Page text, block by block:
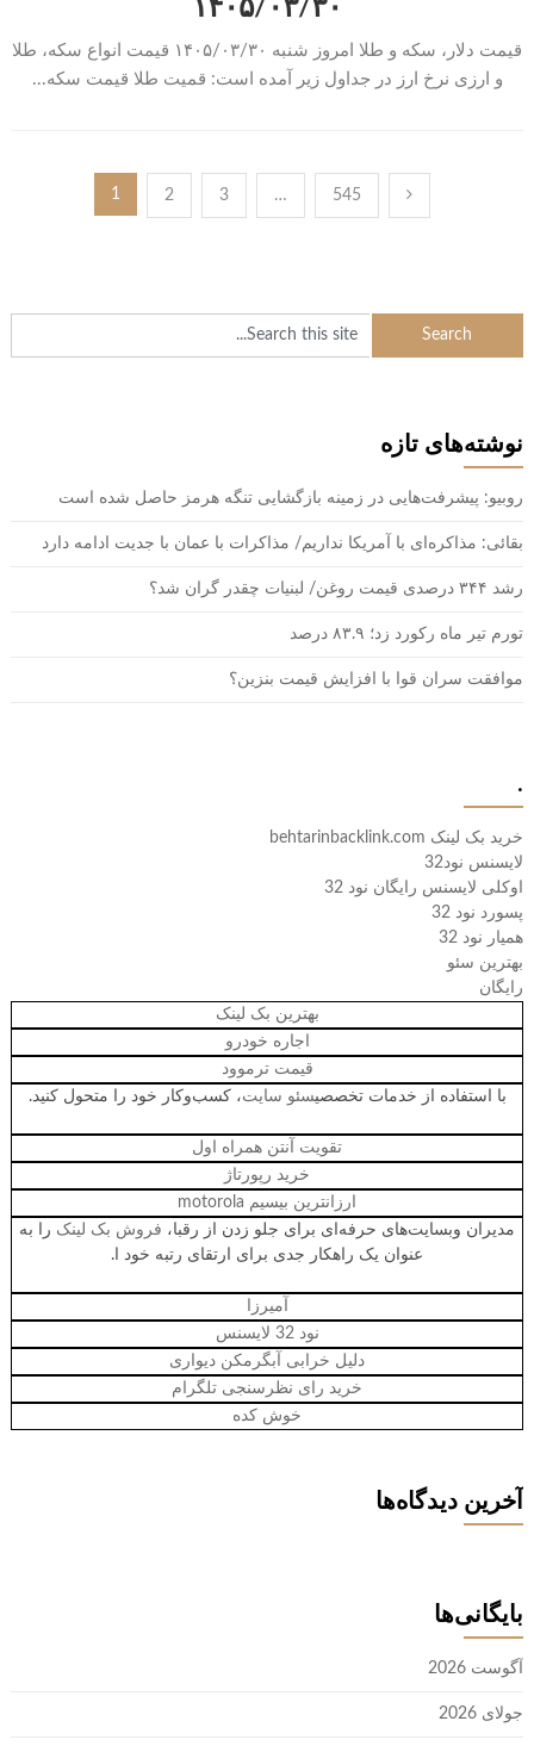
۱۴۰۵/۰۳/۳۰
قیمت دلار، سکه و طلا امروز شنبه ۱۴۰۵/۰۳/۳۰ قیمت انواع سکه، طلا
و ارزی نرخ ارز در جداول زیر آمده است: قمیت طلا قیمت سکه...
1 2 3 … 545
نوشته‌های تازه
روبیو: پیشرفت‌هایی در زمینه بازگشایی تنگه هرمز حاصل شده است
بقائی: مذاکره‌ای با آمریکا نداریم/ مذاکرات با عمان با جدیت ادامه دارد
رشد ۳۴۴ درصدی قیمت روغن/ لبنیات چقدر گران شد؟
تورم تیر ماه رکورد زد؛ ۸۳.۹ درصد
موافقت سران قوا با افزایش قیمت بنزین؟
.
خرید بک لینک behtarinbacklink.com
لایسنس نود32
اوکلی لایسنس رایگان نود 32
پسورد نود 32
همیار نود 32
بهترین سئو
رایگان
بهترین بک لینک
اجاره خودرو
قیمت ترموود
با استفاده از خدمات تخصصیسئو سایت، کسب‌وکار خود را متحول کنید.
تقویت آنتن همراه اول
خرید رپورتاژ
ارزانترین بیسیم motorola
مدیران وبسایت‌های حرفه‌ای برای جلو زدن از رقبا، فروش بک لینک را به‌
عنوان یک راهکار جدی برای ارتقای رتبه خود ا.
آمیرزا
نود 32 لایسنس
دلیل خرابی آبگرمکن دیواری
خرید رای نظرسنجی تلگرام
خوش کده
آخرین دیدگاه‌ها
بایگانی‌ها
آگوست 2026
جولای 2026